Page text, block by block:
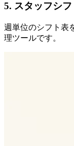
5. スタッフシ
週単位のシフト表
理ツールです。